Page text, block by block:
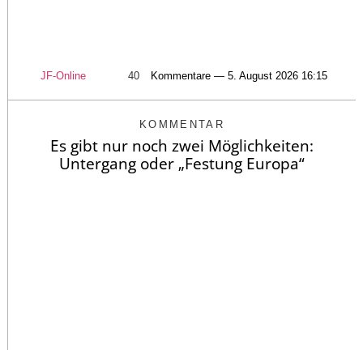
JF-Online 40 Kommentare — 5. August 2026 16:15
KOMMENTAR
Es gibt nur noch zwei Möglichkeiten:
Untergang oder „Festung Europa“